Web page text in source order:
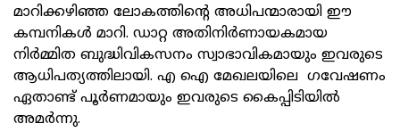
മാറിക്കഴിഞ്ഞ ലോകത്തിന്റെ അധിപന്മാരായി ഈ
കമ്പനികൾ മാറി. ഡാറ്റ അതിനിർണായകമായ
നിർമ്മിത ബുദ്ധിവികസനം സ്വാഭാവികമായും ഇവരുടെ
ആധിപത്യത്തിലായി. എ ഐ മേഖലയിലെ ഗവേഷണം
ഏതാണ്ട് പൂർണമായും ഇവരുടെ കൈപ്പിടിയിൽ
അമർന്നു.